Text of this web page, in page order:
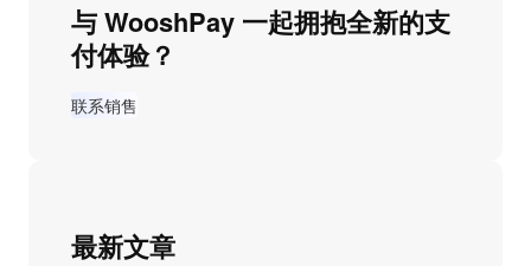
与 WooshPay 一起拥抱全新的支
付体验？
联系销售
最新文章